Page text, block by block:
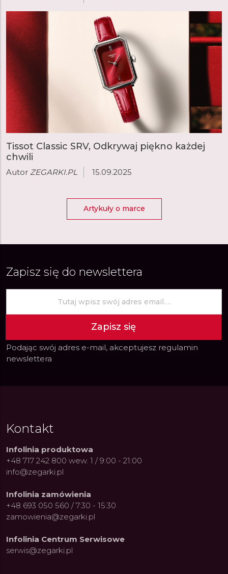
Tissot Classic SRV, Odkrywaj piękno każdej
chwili
Autor ZEGARKI.PL 15.09.2025
Artykuły o marce
Zapisz się do newslettera
Zapisz się
Podając swój adres e-mail, akceptujesz regulamin
newslettera
Kontakt
Infolinia produktowa
+48 717 242 800 wew. 1 / 9:00 - 21:00
info@zegarki.pl
Infolinia zamówienia
+48 693 050 560 / 7:30 - 15:30
zamowienia@zegarki.pl
Infolinia Centrum Serwisowe
serwis@zegarki.pl